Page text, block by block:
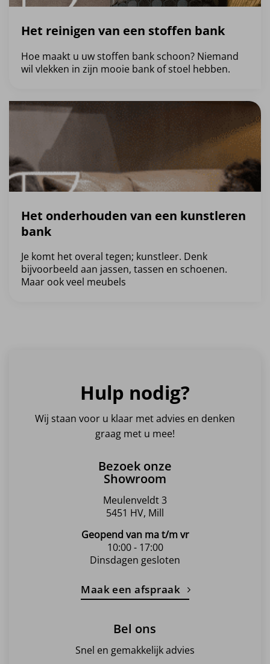
Het reinigen van een stoffen bank
Hoe maakt u uw stoffen bank schoon? Niemand
wil vlekken in zijn mooie bank of stoel hebben.
Het onderhouden van een kunstleren
bank
Je komt het overal tegen; kunstleer. Denk
bijvoorbeeld aan jassen, tassen en schoenen.
Maar ook veel meubels
Hulp nodig?
Wij staan voor u klaar met advies en denken
graag met u mee!
Bezoek onze
Showroom
Meulenveldt 3
5451 HV, Mill
Geopend van ma t/m vr
10:00 - 17:00
Dinsdagen gesloten
Maak een afspraak
Bel ons
Snel en gemakkelijk advies